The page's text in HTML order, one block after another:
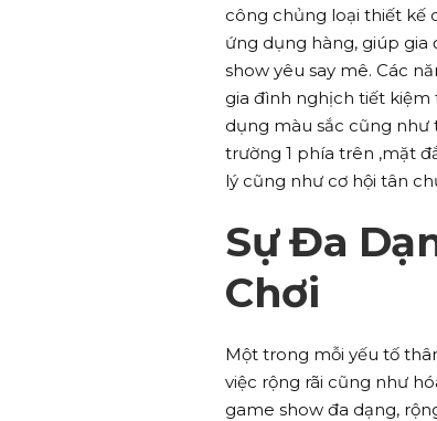
công chủng loại thiết kế
ứng dụng hàng, giúp
show yêu say mê. Các
gia đình nghịch tiết
dụng màu sắc cũng như
trường 1 phía trên ,mặt
lý cũng như cơ hội tân
Sự Đa
Chơi
Một trong mỗi yếu tố
việc rộng rãi cũng như
game show đa dạng,